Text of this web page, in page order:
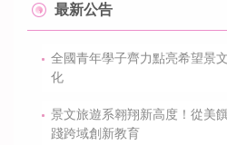
最新公告
全國青年學子齊力點亮希望景
化
景文旅遊系翱翔新高度！從美
踐跨域創新教育